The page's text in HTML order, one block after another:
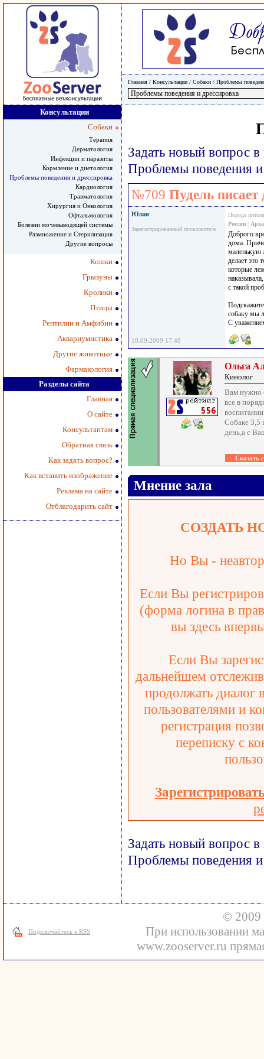
Главная / Консультации / Собаки / Проблемы
Консультации
Собаки
Терапия
Дерматология
Инфекции и паразиты
Кормление и диетология
Проблемы поведения и дрессировка
Кардиология
Травматология
Хирургия и Онкология
Офтальмология
Болезни мочевыводящей системы
Размножение и Стерилизация
Другие вопросы
Кошки
Грызуны
Кролики
Птицы
Рептилии и Амфибии
Аквариумистика
Другие животные
Фармакология
Разделы сайта
Главная
О сайте
Консультантам
Обратная связь
Как задать вопрос?
Как вставить изображение
Реклама на сайте
Отблагодарить сайт
Задать новый вопрос
Проблемы поведения и
№709 Пудель писает
Юлия
Зарегистрированный пользователь
Порода
Россия |
Доброго
дома.
маленькую
делает это
которые
с такой
собаку мы
С
10.09.2009 17:48
Ольга
Кинолог
Вам нужно
все в
Собаке 3,5
день,а с
Мнение зала
СОЗДАТЬ
Но Вы -
Если Вы
(форма логина в
вы здесь
Если Вы
дальнейшем
продолжать диалог
пользователями и
регистрация
переписку с
Задать новый вопрос
Проблемы поведения и
Подключайтесь к RSS
© 2009
При использовании
www.zooserver.ru